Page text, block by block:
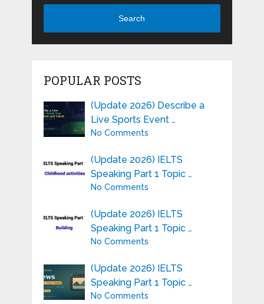
Search
POPULAR POSTS
(Update 2026) Describe a
Live Sports Event …
No Comments
(Update 2026) IELTS
Speaking Part 1 Topic …
No Comments
(Update 2026) IELTS
Speaking Part 1 Topic …
No Comments
(Update 2026) IELTS
Speaking Part 1 Topic …
No Comments